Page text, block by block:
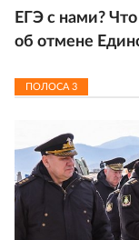
ЕГЭ с нами?
об отмене
ПОЛОСА 3